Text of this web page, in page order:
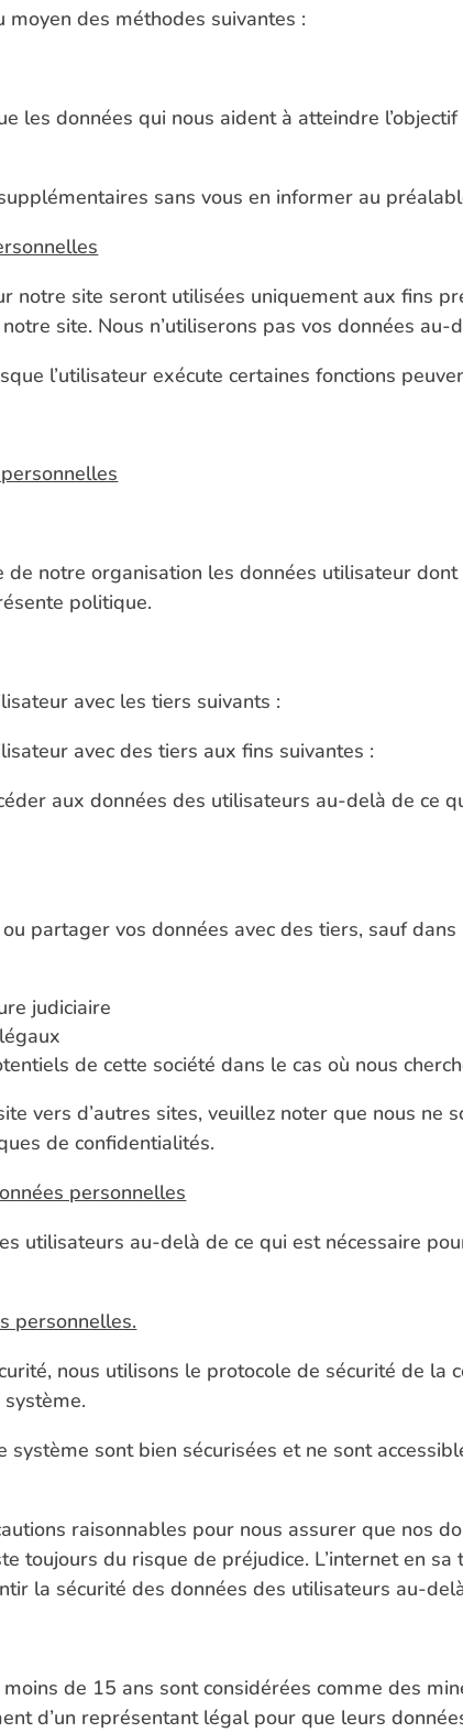
des méthodes suivantes :
les données qui nous aident à atteindre
sans vous en informer au
notre site seront utilisées uniquement aux fins
site. Nous n’utiliserons pas vos données au-
l’utilisateur exécute certaines fonctions
notre organisation les données utilisateur
politique.
avec les tiers suivants :
avec des tiers aux fins suivantes :
aux données des utilisateurs au-delà de ce
partager vos données avec des tiers, sauf dans
judiciaire
de cette société dans le cas où nous
vers d’autres sites, veuillez noter que nous ne
de confidentialités.
personnelles
utilisateurs au-delà de ce qui est nécessaire
personnelles.
nous utilisons le protocole de sécurité de la
sont bien sécurisées et ne sont
raisonnables pour nous assurer que nos
toujours du risque de préjudice. L’internet en
la sécurité des données des utilisateurs au-
de 15 ans sont considérées comme des
d’un représentant légal pour que leurs